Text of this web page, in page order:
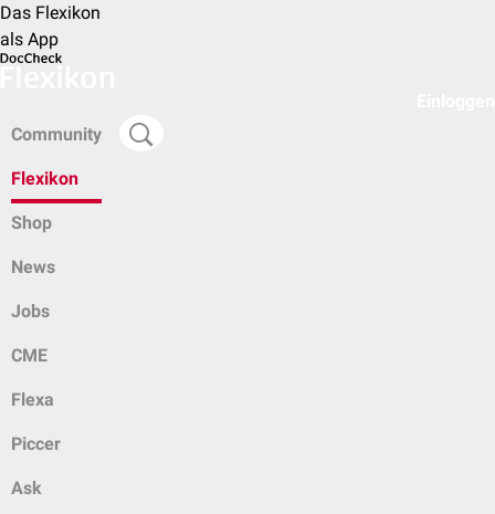
Das Flexikon
als App
Community
Flexikon
Shop
News
Jobs
CME
Flexa
Piccer
Ask